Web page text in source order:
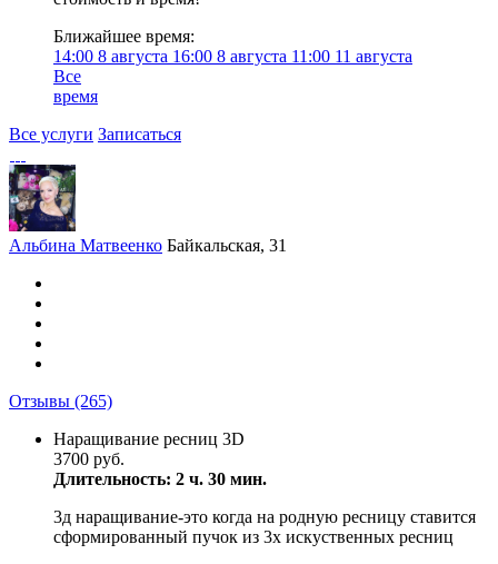
Ближайшее время:
14:00 8 августа 16:00 8 августа 11:00 11 августа
Все
время
Все услуги Записаться
Альбина Матвеенко Байкальская, 31
Отзывы (265)
Наращивание ресниц 3D
3700 руб.
Длительность: 2 ч. 30 мин.
3д наращивание-это когда на родную ресницу ставится
сформированный пучок из 3х искуственных ресниц